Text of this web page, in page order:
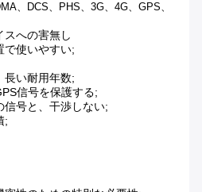
、DCS、PHS、3G、4G、GPS、
スへの害無し
で使いやすい;
長い耐用年数;
信号を保護する;
信号と、干渉しない;
;